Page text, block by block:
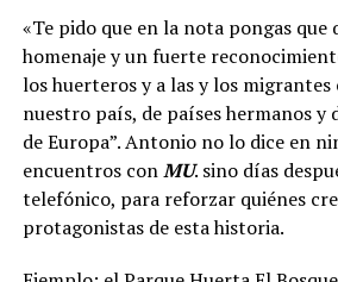
«Te pido que en la nota pongas
homenaje y un fuerte
los huerteros y a las y los migrantes
nuestro país, de países hermanos y
de Europa”. Antonio no lo dice en
encuentros conMU. sino días
telefónico, para reforzar quiénes
protagonistas de esta historia.